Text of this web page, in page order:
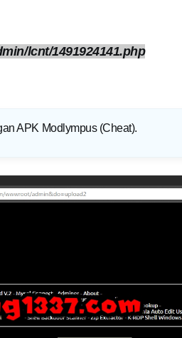
lcnt/1491924141.php
APK Modlympus (Cheat).